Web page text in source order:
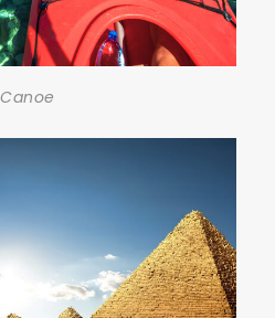
Canoe